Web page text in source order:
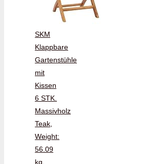
SKM
Klappbare
Gartenstühle
mit
Kissen
6 STK.
Massivholz
Teak,
Weight:
56.09
kg,